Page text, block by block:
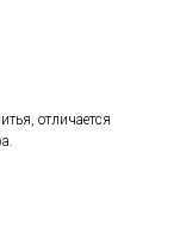
отличается